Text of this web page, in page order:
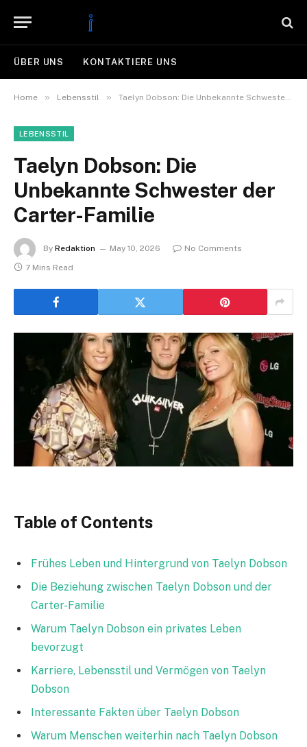
ÜBER UNS KONTAKTIERE UNS
Home » Lebensstil » Taelyn Dobson: Die Unbekannte Schwester der Carter-Familie
LEBENSSTIL
Taelyn Dobson: Die
Unbekannte Schwester der
Carter-Familie
By Redaktion May 10, 2026
No Comments
7 Mins Read
Table of Contents
Frühes Leben und Hintergrund von Taelyn Dobson
Die Beziehung zwischen Taelyn Dobson und der
Carter-Familie
Warum Taelyn Dobson ein privates Leben
bevorzugt
Karriere, Lebensstil und Vermögen von Taelyn
Dobson
Interessante Fakten über Taelyn Dobson
Warum Menschen weiterhin nach Taelyn Dobson